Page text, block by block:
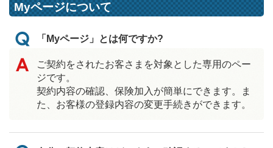
Myページについて
「Myページ」とは何ですか?
ご契約をされたお客さまを対象とした専用のペー
ジです。
契約内容の確認、保険加入が簡単にできます。ま
た、お客様の登録内容の変更手続きができます。